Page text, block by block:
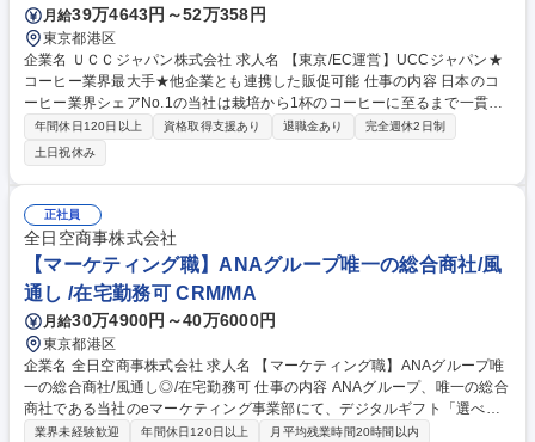
月給39万4643円～52万358円
東京都港区
企業名 ＵＣＣジャパン株式会社 求人名 【東京/EC運営】UCCジャパン★
コーヒー業界最大手★他企業とも連携した販促可能 仕事の内容 日本のコ
ーヒー業界シェアNo.1の当社は栽培から1杯のコーヒーに至るまで一貫し
た事業をグローバルに展開。そんな当社にて公式オンラインストアの自社
EC運営として、UCCのブランド力向上をお任せ。 【詳細】■UCC公式オ
ンラインストアの店長■UCC公式オンラインストアの戦略立案・実行：売
上目標(Top、Bottoｍ)達成に向けた粗利管理、企画立案、実行、進捗管理
■商品企画・プロモーション：ECサイト限定の商品開発、新商品の導入、
季節ごとのキャンペーンやセール企画、効果測定■サイト改善・コンテン
ツ企画：データ分析に基づいたUI/UX改善、顧客を引きつけるコンテンツ
の企画・作成 募集職種 【東京/EC運営】UCCジャパン★コーヒー業界最
大手★他企業とも連携した販促可能
年間休日120日以上 資格取得支援あり 退職金あり
完全週休2日制
土日祝休み
正社員
全日空商事株式会社
【マーケティング職】ANAグループ唯一の総合商社/風
通し /在宅勤務可 CRM/MA
月給30万4900円～40万6000円
東京都港区
企業名 全日空商事株式会社 求人名 【マーケティング職】ANAグループ唯
一の総合商社/風通し◎/在宅勤務可 仕事の内容 ANAグループ、唯一の総合
商社である当社のeマーケティング事業部にて、デジタルギフト「選べるe
-GIFT」の事業成長を加速させるためのマーケティング戦略の立案から実
業界未経験歓迎 年間休日120日以上
月平均残業時間20時間以内